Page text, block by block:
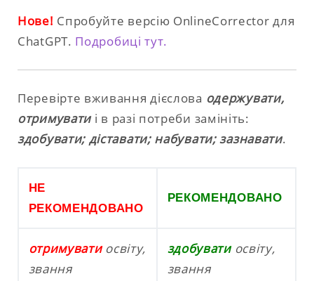
Нове! Спробуйте версію OnlineCorrector для
ChatGPT. Подробиці тут.
Перевірте вживання дієслова одержувати,
отримуватиі в разі потреби замініть:
здобувати; діставати; набувати; зазнавати.
НЕ
РЕКОМЕНДОВАНО
РЕКОМЕНДОВАНО
отримуватиосвіту,
звання
здобуватиосвіту,
звання